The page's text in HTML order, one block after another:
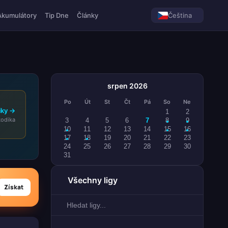
Tip Dne Články Čeština
→
Získat
srpen 2026
Po Út St Čt Pá So Ne
1
2
3
4 5 6 7 8
9
10
11 12 13 14 15
16
17
18 19 20 21 22
23
24
25 26 27 28 29
30
31
Všechny ligy